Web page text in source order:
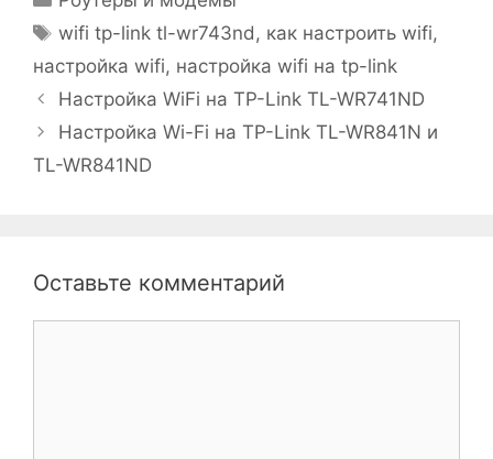
Метки
wifi tp-link tl-wr743nd, как настроить wifi,
настройка wifi, настройка wifi на tp-link
Настройка WiFi на TP-Link TL-WR741ND
Настройка Wi-Fi на TP-Link TL-WR841N и
TL-WR841ND
Оставьте комментарий